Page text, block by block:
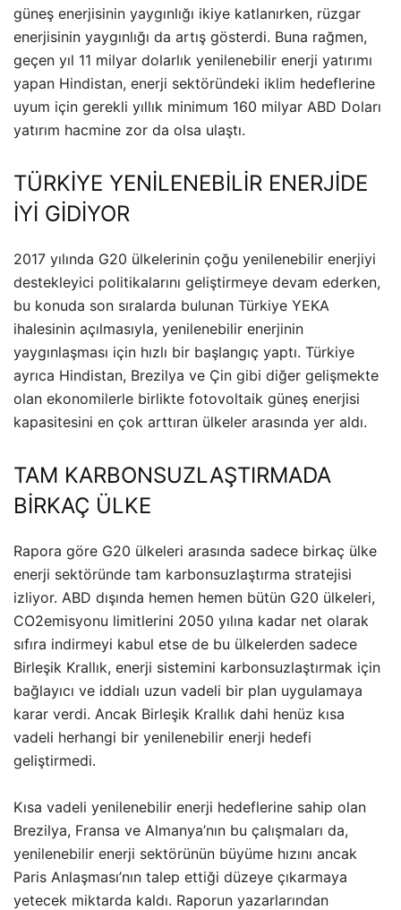
güneş enerjisinin yaygınlığı ikiye katlanırken, rüzgar
enerjisinin yaygınlığı da artış gösterdi. Buna rağmen,
geçen yıl 11 milyar dolarlık yenilenebilir enerji yatırımı
yapan Hindistan, enerji sektöründeki iklim hedeflerine
uyum için gerekli yıllık minimum 160 milyar ABD Doları
yatırım hacmine zor da olsa ulaştı.
TÜRKİYE YENİLENEBİLİR ENERJİDE
İYİ GİDİYOR
2017 yılında G20 ülkelerinin çoğu yenilenebilir enerjiyi
destekleyici politikalarını geliştirmeye devam ederken,
bu konuda son sıralarda bulunan Türkiye YEKA
ihalesinin açılmasıyla, yenilenebilir enerjinin
yaygınlaşması için hızlı bir başlangıç yaptı. Türkiye
ayrıca Hindistan, Brezilya ve Çin gibi diğer gelişmekte
olan ekonomilerle birlikte fotovoltaik güneş enerjisi
kapasitesini en çok arttıran ülkeler arasında yer aldı.
TAM KARBONSUZLAŞTIRMADA
BİRKAÇ ÜLKE
Rapora göre G20 ülkeleri arasında sadece birkaç ülke
enerji sektöründe tam karbonsuzlaştırma stratejisi
izliyor. ABD dışında hemen hemen bütün G20 ülkeleri,
CO2emisyonu limitlerini 2050 yılına kadar net olarak
sıfıra indirmeyi kabul etse de bu ülkelerden sadece
Birleşik Krallık, enerji sistemini karbonsuzlaştırmak için
bağlayıcı ve iddialı uzun vadeli bir plan uygulamaya
karar verdi. Ancak Birleşik Krallık dahi henüz kısa
vadeli herhangi bir yenilenebilir enerji hedefi
geliştirmedi.
Kısa vadeli yenilenebilir enerji hedeflerine sahip olan
Brezilya, Fransa ve Almanya’nın bu çalışmaları da,
yenilenebilir enerji sektörünün büyüme hızını ancak
Paris Anlaşması’nın talep ettiği düzeye çıkarmaya
yetecek miktarda kaldı. Raporun yazarlarından